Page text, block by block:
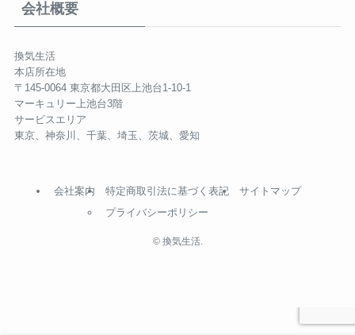
会社概要
換気生活
本店所在地
〒145-0064 東京都大田区上池台1-10-1
マーキュリー上池台3階
サービスエリア
東京、神奈川、千葉、埼玉、茨城、愛知
会社案内
特定商取引法に基づく表記
プライバシーポリシー
サイトマップ
©換気生活.